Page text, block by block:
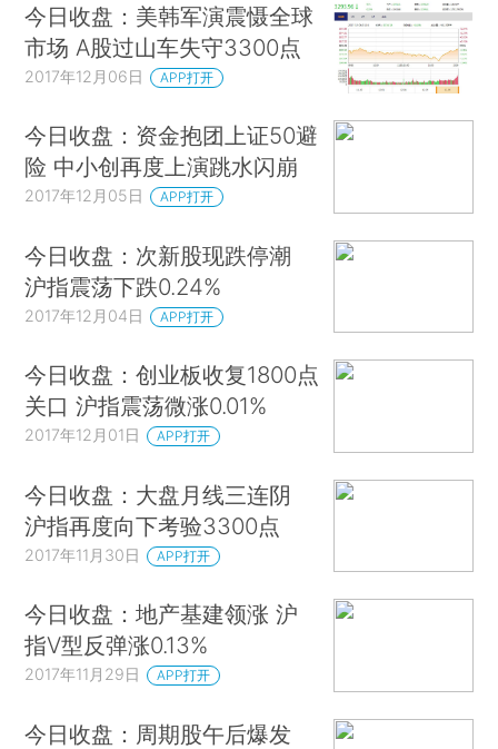
今日收盘：美韩军演震慑全球
市场 A股过山车失守3300点
2017年12月06日 APP打开
今日收盘：资金抱团上证50避
险 中小创再度上演跳水闪崩
2017年12月05日 APP打开
今日收盘：次新股现跌停潮
沪指震荡下跌0.24%
2017年12月04日 APP打开
今日收盘：创业板收复1800点
关口 沪指震荡微涨0.01%
2017年12月01日 APP打开
今日收盘：大盘月线三连阴
沪指再度向下考验3300点
2017年11月30日 APP打开
今日收盘：地产基建领涨 沪
指V型反弹涨0.13%
2017年11月29日 APP打开
今日收盘：周期股午后爆发